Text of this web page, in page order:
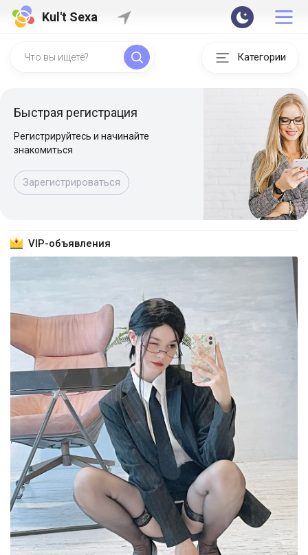
Kul't Sexa
Категории
Быстрая регистрация
Регистрируйтесь и начинайте
знакомиться
Зарегистрироваться
VIP-объявления